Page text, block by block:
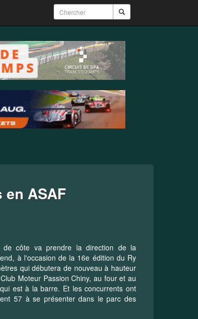
ASAF
de côte va prendre la direction de la
à l'occasion de la 16e édition du Ry
qui débutera de nouveau à hauteur
Moteur Passion Chiny, au four et au
est à la barre. Et les concurrents ont
57 à se présenter dans le parc des